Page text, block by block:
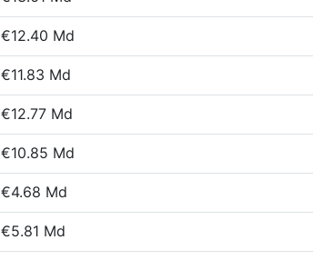
€12.40 Md
€11.83 Md
€12.77 Md
€10.85 Md
€4.68 Md
€5.81 Md